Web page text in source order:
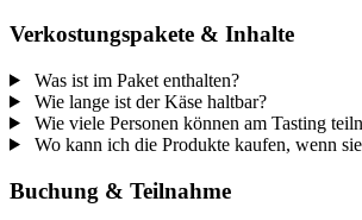
Verkostungspakete & Inhalte
Was ist im Paket enthalten?
Wie lange ist der Käse haltbar?
Wie viele Personen können am Tasting
Wo kann ich die Produkte kaufen, wenn
Buchung & Teilnahme